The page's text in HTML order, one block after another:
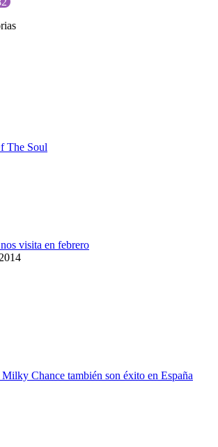
The Soul
visita en febrero
Milky Chance también son éxito en España